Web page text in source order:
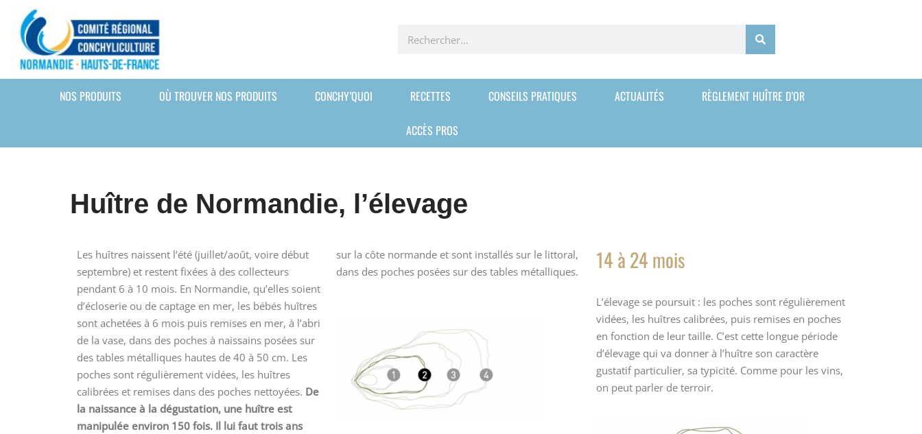
Aller
au
NOS PRODUITS OÙ TROUVER NOS PRODUITS CONCHY’QUOI RECETTES CONSEILS PRATIQUES ACTUALITÉS RÈGLEMENT HUÎTRE D’OR
ACCÈS PROS
Huître de Normandie, l’élevage
Les huîtres naissent l’été (juillet/août, voire début
septembre) et restent fixées à des collecteurs
pendant 6 à 10 mois. En Normandie, qu’elles soient
d’écloserie ou de captage en mer, les bébés huîtres
sont achetées à 6 mois puis remises en mer, à l’abri
de la vase, dans des poches à naissains posées sur
des tables métalliques hautes de 40 à 50 cm. Les
poches sont régulièrement vidées, les huîtres
calibrées et remises dans des poches nettoyées. De
la naissance à la dégustation, une huître est
manipulée environ 150 fois. Il lui faut trois ans
sur la côte normande et sont installés sur le littoral,
dans des poches posées sur des tables métalliques.
14 à 24 mois
L’élevage se poursuit : les poches sont régulièrement
vidées, les huîtres calibrées, puis remises en poches
en fonction de leur taille. C’est cette longue période
d’élevage qui va donner à l’huître son caractère
gustatif particulier, sa typicité. Comme pour les vins,
on peut parler de terroir.
Cookies management panel